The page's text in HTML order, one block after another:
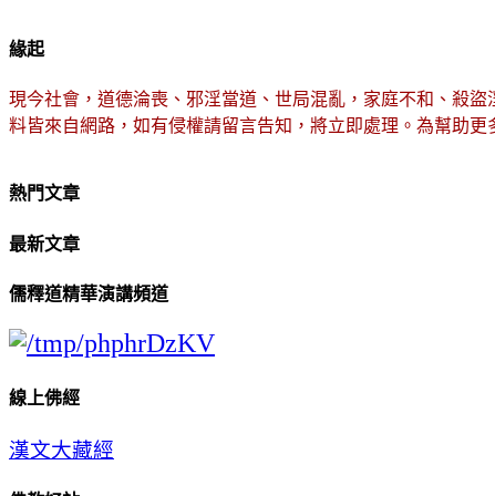
緣起
現今社會，道德淪喪、邪淫當道、世局混亂，家庭不和、殺
料皆來自網路，如有侵權請留言告知，將立即處理。為幫助更
熱門文章
最新文章
儒釋道精華演講頻道
線上佛經
漢文大藏經